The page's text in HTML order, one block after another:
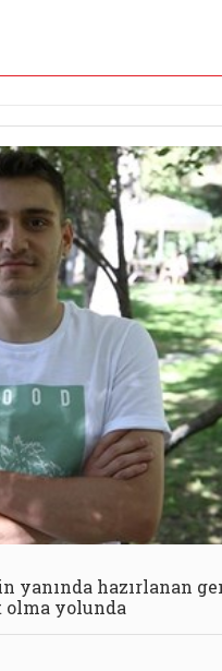
yanında hazırlanan
olma yolunda